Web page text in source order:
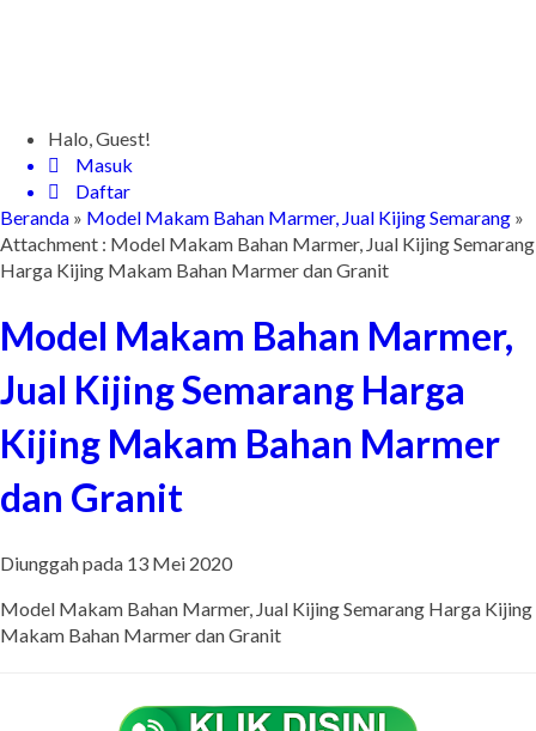
Halo, Guest!
Masuk
Daftar
Beranda » Model Makam Bahan Marmer, Jual Kijing Semarang »
Attachment : Model Makam Bahan Marmer, Jual Kijing Semarang
Harga Kijing Makam Bahan Marmer dan Granit
Model Makam Bahan Marmer,
Jual Kijing Semarang Harga
Kijing Makam Bahan Marmer
dan Granit
Diunggah pada 13 Mei 2020
Model Makam Bahan Marmer, Jual Kijing Semarang Harga Kijing
Makam Bahan Marmer dan Granit